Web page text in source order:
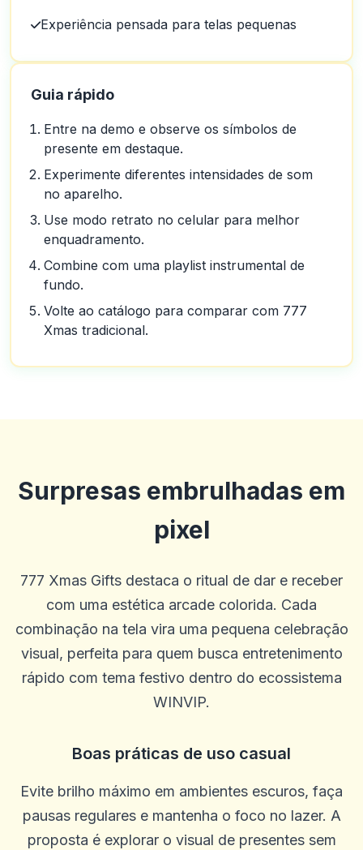
Experiência pensada para telas pequenas
Guia rápido
Entre na demo e observe os símbolos de
presente em destaque.
Experimente diferentes intensidades de som
no aparelho.
Use modo retrato no celular para melhor
enquadramento.
Combine com uma playlist instrumental de
fundo.
Volte ao catálogo para comparar com 777
Xmas tradicional.
Surpresas embrulhadas em
pixel
777 Xmas Gifts destaca o ritual de dar e receber
com uma estética arcade colorida. Cada
combinação na tela vira uma pequena celebração
visual, perfeita para quem busca entretenimento
rápido com tema festivo dentro do ecossistema
WINVIP.
Boas práticas de uso casual
Evite brilho máximo em ambientes escuros, faça
pausas regulares e mantenha o foco no lazer. A
proposta é explorar o visual de presentes sem
suporte geralmente é rápido, às vezes pode ser lento, mas a
persistência compensa. Sou leal ao solo há 5 anos
0 0
R
Randy Cha
Bom tempo para passar